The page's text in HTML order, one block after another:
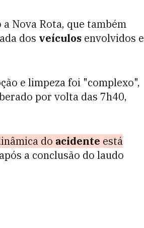
Nova Rota, que também
dos veículos envolvidos e
e limpeza foi "complexo",
por volta das 7h40,
do acidente está
a conclusão do laudo